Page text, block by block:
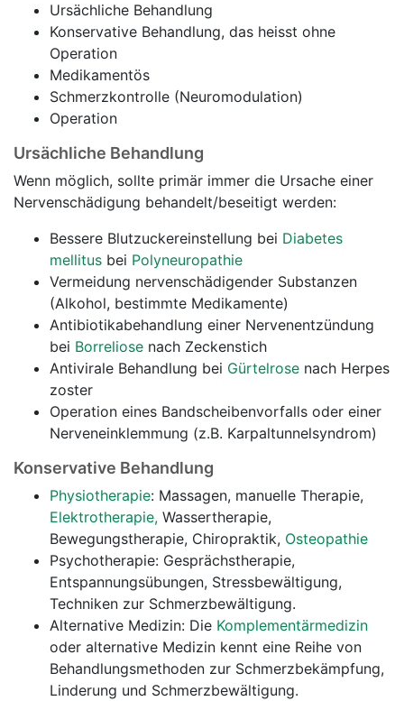
Ursächliche Behandlung
Konservative Behandlung, das heisst ohne
Operation
Medikamentös
Schmerzkontrolle (Neuromodulation)
Operation
Ursächliche Behandlung
Wenn möglich, sollte primär immer die Ursache einer
Nervenschädigung behandelt/beseitigt werden:
Bessere Blutzuckereinstellung bei Diabetes
mellitus bei Polyneuropathie
Vermeidung nervenschädigender Substanzen
(Alkohol, bestimmte Medikamente)
Antibiotikabehandlung einer Nervenentzündung
bei Borreliose nach Zeckenstich
Antivirale Behandlung bei Gürtelrose nach Herpes
zoster
Operation eines Bandscheibenvorfalls oder einer
Nerveneinklemmung (z.B. Karpaltunnelsyndrom)
Konservative Behandlung
Physiotherapie: Massagen, manuelle Therapie,
Elektrotherapie, Wassertherapie,
Bewegungstherapie, Chiropraktik, Osteopathie
Psychotherapie: Gesprächstherapie,
Entspannungsübungen, Stressbewältigung,
Techniken zur Schmerzbewältigung.
Alternative Medizin: Die Komplementärmedizin
oder alternative Medizin kennt eine Reihe von
Behandlungsmethoden zur Schmerzbekämpfung,
Linderung und Schmerzbewältigung.